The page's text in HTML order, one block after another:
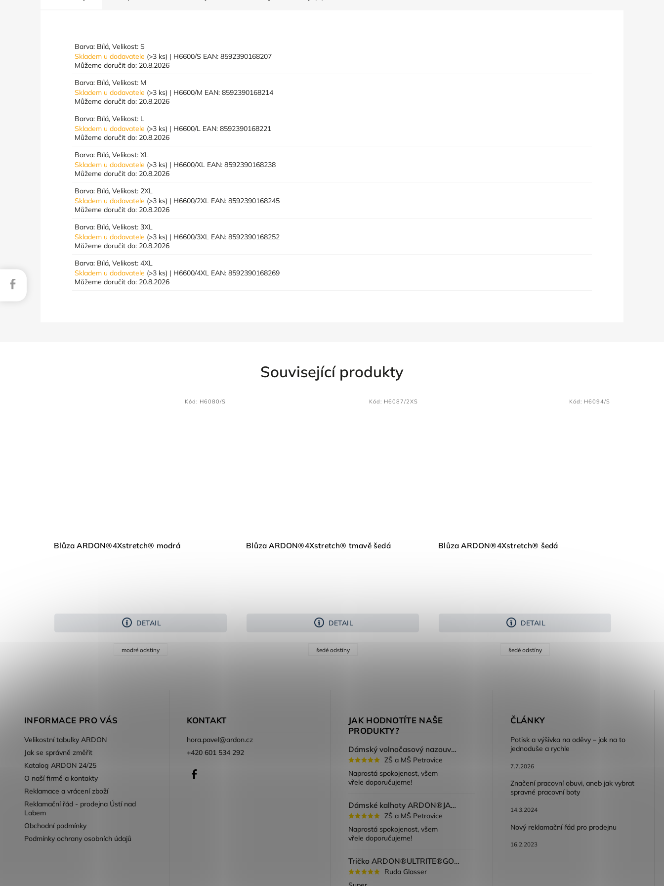
Barva: Bílá, Velikost: S
Skladem u dodavatele (>3 ks) | H6600/S EAN: 8592390168207
Můžeme doručit do: 20.8.2026
Barva: Bílá, Velikost: M
Skladem u dodavatele (>3 ks) | H6600/M EAN: 8592390168214
Můžeme doručit do: 20.8.2026
Barva: Bílá, Velikost: L
Skladem u dodavatele (>3 ks) | H6600/L EAN: 8592390168221
Můžeme doručit do: 20.8.2026
Barva: Bílá, Velikost: XL
Skladem u dodavatele (>3 ks) | H6600/XL EAN: 8592390168238
Můžeme doručit do: 20.8.2026
Barva: Bílá, Velikost: 2XL
Skladem u dodavatele (>3 ks) | H6600/2XL EAN: 8592390168245
Můžeme doručit do: 20.8.2026
Barva: Bílá, Velikost: 3XL
Skladem u dodavatele (>3 ks) | H6600/3XL EAN: 8592390168252
Můžeme doručit do: 20.8.2026
Barva: Bílá, Velikost: 4XL
Skladem u dodavatele (>3 ks) | H6600/4XL EAN: 8592390168269
Můžeme doručit do: 20.8.2026
Související produkty
Blůza ARDON®4Xstretch® modrá
DETAIL
modré odstíny
Kód: H6080/S
Blůza ARDON®4Xstretch® tmavě šedá
DETAIL
šedé odstíny
Kód: H6087/2XS
Blůza ARDON®4Xstretch® šedá
DETAIL
šedé odstíny
Kód: H6094/S
INFORMACE PRO VÁS
Velikostní tabulky ARDON
Jak se správně změřit
Katalog ARDON 24/25
O naší firmě a kontakty
Reklamace a vrácení zboží
Reklamační řád - prodejna Ústí nad
Labem
Obchodní podmínky
Podmínky ochrany osobních údajů
KONTAKT
hora.pavel@ardon.cz
+420 601 534 292
JAK HODNOTÍTE NAŠE
PRODUKTY?
Dámský volnočasový nazouvák ARDON®JUNO - růžová
ZŠ a MŠ Petrovice
Naprostá spokojenost, všem
vřele doporučujeme!
Dámské kalhoty ARDON®JASVENA šedá
ZŠ a MŠ Petrovice
Naprostá spokojenost, všem
vřele doporučujeme!
Tričko ARDON®ULTRITE®GO! dámské růžová
Ruda Glasser
ČLÁNKY
Potisk a výšivka na oděvy – jak na to
jednoduše a rychle
7.7.2026
Značení pracovní obuvi, aneb jak vybrat
spravné pracovní boty
14.3.2024
Nový reklamační řád pro prodejnu
16.2.2023